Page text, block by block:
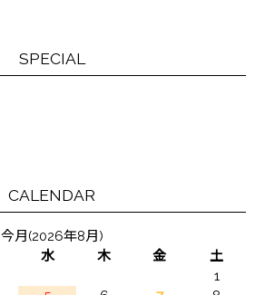
SPECIAL
CALENDAR
今月(2026年8月)
水 木 金
土
1